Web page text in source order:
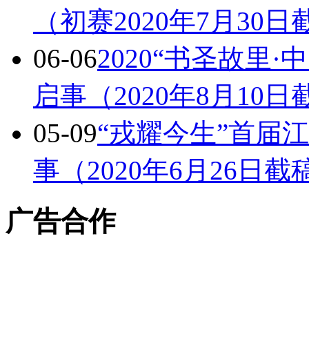
（初赛2020年7月30日
06-062020“书圣故里·
启事（2020年8月10日
05-09“戎耀今生”首届
事（2020年6月26日截
广告合作